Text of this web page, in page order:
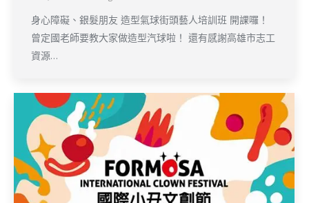
身心障礙、銀髮朋友 造型氣球街頭藝人培訓班 開課囉！
曾定國老師要教大家做造型汽球啦！ 還有感謝高雄市志工
資源…